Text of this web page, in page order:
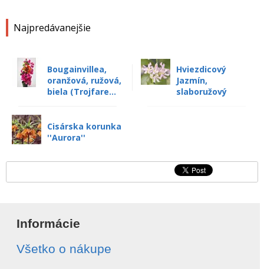
Najpredávanejšie
Bougainvillea,
oranžová, ružová,
biela (Trojfare...
Hviezdicový
Jazmín,
slaboružový
Cisárska korunka
''Aurora''
Informácie
Všetko o nákupe